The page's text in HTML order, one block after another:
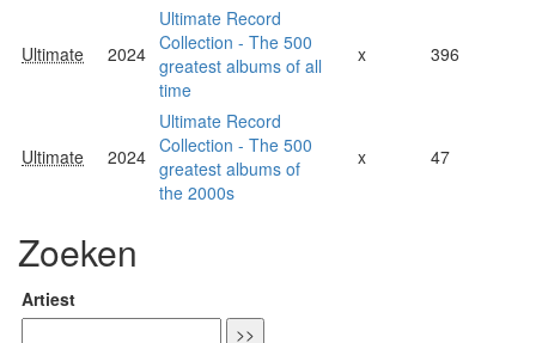
Ultimate 2024
Ultimate Record
Collection - The 500
greatest albums of all
time
x 396
Ultimate 2024
Ultimate Record
Collection - The 500
greatest albums of
the 2000s
x 47
Zoeken
Artiest